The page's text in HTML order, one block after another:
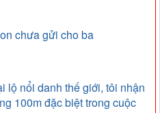
chưa gửi cho ba
lộ nổi danh thế giới, tôi nhận
100m đặc biệt trong cuộc